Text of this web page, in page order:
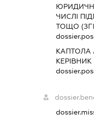
ЧИСЛІ
ТОЩО
КАПТОЛА
КЕРІВНИК